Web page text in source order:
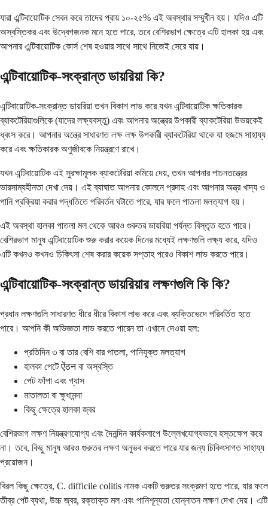
যারা এন্টিবায়োটিক সেবন করে তাদের প্রায় ১০-২৫% এই অবস্থার সম্মুখীন হয়। যদিও এটি
অস্বস্তিকর এবং উদ্বেগজনক মনে হতে পারে, তবে বেশিরভাগ ক্ষেত্রে এটি হালকা হয় এবং
আপনার এন্টিবায়োটিক কোর্স শেষ হওয়ার সাথে সাথে নিজেই সেরে যায়।
এন্টিবায়োটিক-সংক্রান্ত ডায়রিয়া কি?
এন্টিবায়োটিক-সংক্রান্ত ডায়রিয়া তখন বিকাশ লাভ করে যখন এন্টিবায়োটিক ক্ষতিকারক
ব্যাকটেরিয়াগুলিকে (যাদের লক্ষ্যবস্তু) এবং আপনার অন্ত্রের উপকারী ব্যাকটেরিয়া উভয়কেই
ধ্বংস করে। আপনার অন্ত্রে সাধারণত লক্ষ লক্ষ উপকারী ব্যাকটেরিয়া থাকে যা হজমে সাহায্য
করে এবং ক্ষতিকারক অণুজীবকে নিয়ন্ত্রণে রাখে।
যখন এন্টিবায়োটিক এই সুরক্ষামূলক ব্যাকটেরিয়া কমিয়ে দেয়, তখন আপনার পাচনতন্ত্রের
ভারসাম্যহীনতা দেখা দেয়। এই ব্যাঘাত আপনার কোলনে প্রদাহ এবং আপনার অন্ত্র খাদ্য ও
পানি প্রক্রিয়া করার পদ্ধতিতে পরিবর্তন ঘটাতে পারে, যার ফলে পাতলা মলত্যাগ হয়।
এই অবস্থা হালকা পাতলা মল থেকে আরও গুরুতর ডায়রিয়া পর্যন্ত বিস্তৃত হতে পারে।
বেশিরভাগ মানুষ এন্টিবায়োটিক শুরু করার কয়েক দিনের মধ্যেই লক্ষণগুলি লক্ষ্য করে, যদিও
এটি কখনও কখনও চিকিৎসা শেষ করার কয়েক সপ্তাহ পরেও বিকাশ লাভ করতে পারে।
এন্টিবায়োটিক-সংক্রান্ত ডায়রিয়ার লক্ষণগুলি কি কি?
প্রধান লক্ষণগুলি সাধারণত ধীরে ধীরে বিকাশ লাভ করে এবং ব্যক্তিভেদে পরিবর্তিত হতে
পারে। আপনি কী অভিজ্ঞতা লাভ করতে পারেন তা এখানে দেওয়া হল:
প্রতিদিন ৩ বা তার বেশি বার পাতলা, পানিযুক্ত মলত্যাগ
হালকা পেটে ऐंठन বা অস্বস্তি
পেট ফাঁপা এবং গ্যাস
মাতালতা বা ক্ষুধামন্দা
কিছু ক্ষেত্রে হালকা জ্বর
বেশিরভাগ লক্ষণ নিয়ন্ত্রণযোগ্য এবং দৈনন্দিন কার্যকলাপে উল্লেখযোগ্যভাবে হস্তক্ষেপ করে
না। তবে, কিছু মানুষ আরও গুরুতর লক্ষণ অনুভব করতে পারে যার জন্য চিকিৎসাগত সাহায্য
প্রয়োজন।
বিরল কিছু ক্ষেত্রে, C. difficile colitis নামক একটি গুরুতর সংক্রমণ হতে পারে, যার ফলে
তীব্র পেট ব্যথা, উচ্চ জ্বর, রক্তাক্ত মল এবং পানিশূন্যতা যোন্নাতন লক্ষণ দেখা দেয়। এটি